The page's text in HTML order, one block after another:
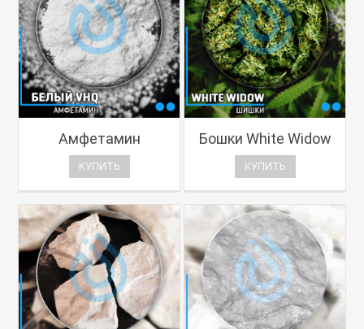
Амфетамин
КУПИТЬ
Бошки White Widow
КУПИТЬ